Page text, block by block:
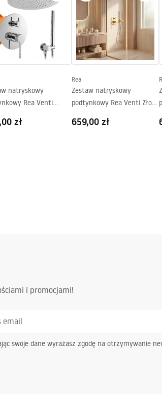
stronach szyby
natryskowy
Rea Venti
zł
Rea
Zestaw natryskowy
podtynkowy Rea Venti Złoty
659,00 zł
i promocjami!
swoje dane wyrażasz zgodę na otrzymywanie